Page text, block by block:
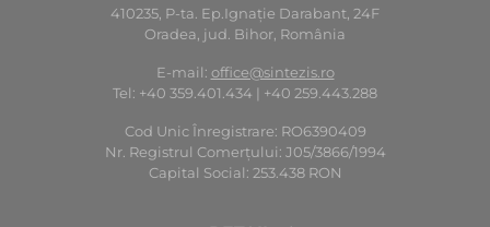
410235, P-ta. Ep.Ignaţie Darabant, 24F
Oradea, jud. Bihor, România
E-mail: office@sintezis.ro
Tel: +40 359.401.434 | +40 259.443.288
Cod Unic Înregistrare: RO6390409
Nr. Registrul Comerţului: J05/3866/1994
Capital Social: 253.438 RON